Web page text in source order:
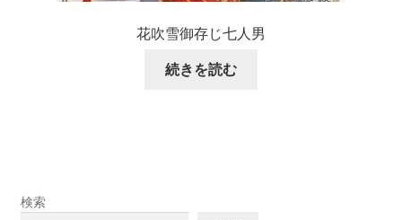
花吹雪御存じ七人男
続きを読む
検索